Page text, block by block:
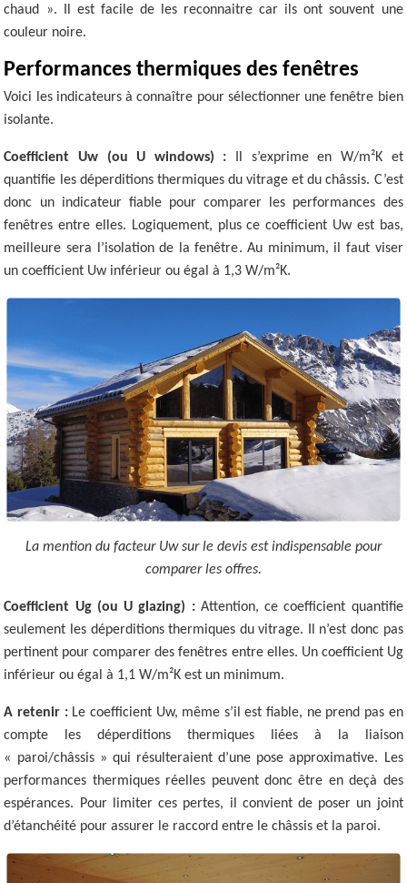
chaud ». Il est facile de les reconnaitre car ils ont souvent une
couleur noire.
Performances thermiques des fenêtres
Voici les indicateurs à connaître pour sélectionner une fenêtre bien
isolante.
Coefficient Uw (ou U windows) : Il s’exprime en W/m²K et
quantifie les déperditions thermiques du vitrage et du châssis. C’est
donc un indicateur fiable pour comparer les performances des
fenêtres entre elles. Logiquement, plus ce coefficient Uw est bas,
meilleure sera l’isolation de la fenêtre. Au minimum, il faut viser
un coefficient Uw inférieur ou égal à 1,3 W/m²K.
La mention du facteur Uw sur le devis est indispensable pour
comparer les offres.
Coefficient Ug (ou U glazing) :Attention, ce coefficient quantifie
seulement les déperditions thermiques du vitrage. Il n’est donc pas
pertinent pour comparer des fenêtres entre elles. Un coefficient Ug
inférieur ou égal à 1,1 W/m²K est un minimum.
A retenir :Le coefficient Uw, même s’il est fiable, ne prend pas en
compte les déperditions thermiques liées à la liaison
« paroi/châssis » qui résulteraient d’une pose approximative. Les
performances thermiques réelles peuvent donc être en deçà des
espérances. Pour limiter ces pertes, il convient de poser un joint
d’étanchéité pour assurer le raccord entre le châssis et la paroi.